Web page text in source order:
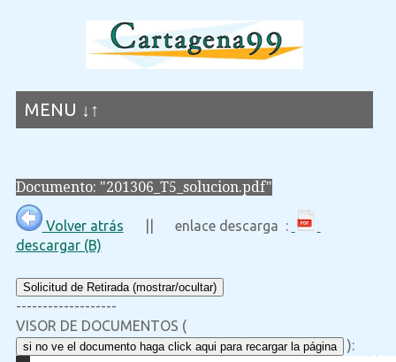
MENU ↓↑
Documento: "201306_T5_solucion.pdf"
Volver atrás || enlace descarga :
descargar (B)
Solicitud de Retirada (mostrar/ocultar)
-------------------
VISOR DE DOCUMENTOS (
si no ve el documento haga click aqui para recargar la página ):